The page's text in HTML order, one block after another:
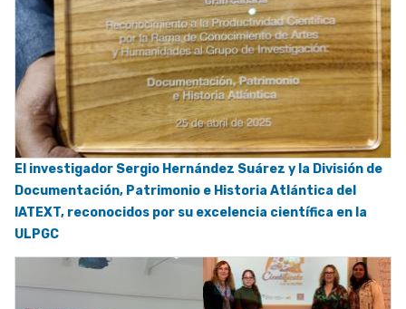
El investigador Sergio Hernández Suárez y la División de
Documentación, Patrimonio e Historia Atlántica del
IATEXT, reconocidos por su excelencia científica en la
ULPGC